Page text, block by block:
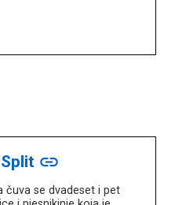
link
čuva se dvadeset i pet